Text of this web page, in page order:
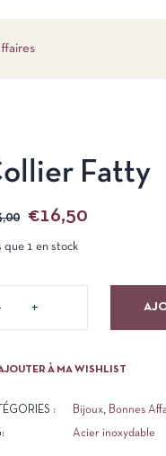
Fatty
€16,50
que 1 en stock
À MA WISHLIST
: Bijoux, Bonnes
Acier inoxydable